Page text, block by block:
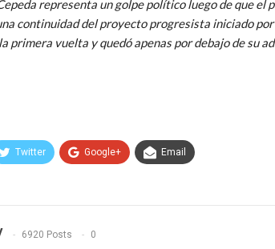
representa un golpe político luego de que el
continuidad del proyecto progresista iniciado
primera vuelta y quedó apenas por debajo de su
Twitter Google+ Email
6920 Posts 0